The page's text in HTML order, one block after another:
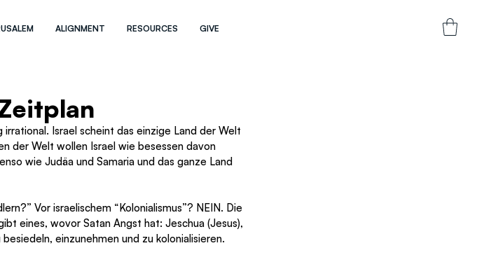
ALIGNMENT RESOURCES GIVE
Israel scheint das einzige Land der Welt
der Welt wollen Israel wie besessen davon
wie Judäa und Samaria und das ganze Land
Vor israelischem “Kolonialismus”? NEIN. Die
eines, wovor Satan Angst hat: Jeschua (Jesus),
einzunehmen und zu kolonialisieren.